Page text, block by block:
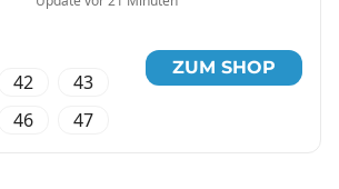
42
43
46 47
ZUM SHOP